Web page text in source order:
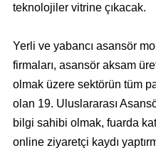
teknolojiler vitrine çıkacak.
Yerli ve yabancı asansör
firmaları, asansör aksam
olmak üzere sektörün tüm
olan 19. Uluslararası
bilgi sahibi olmak, fuarda
online ziyaretçi kaydı